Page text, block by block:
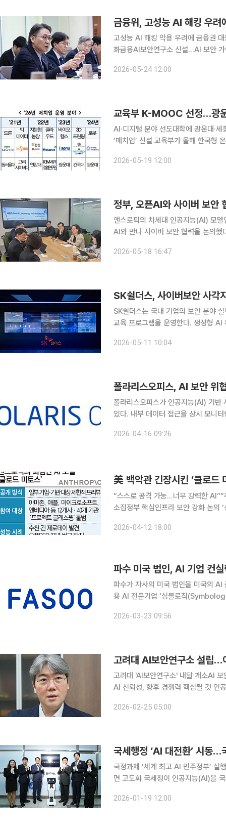
금융위, 고성능 AI 해킹 우려
고성능 AI 해킹 악용 우려에 금융권
화금융AI보안연구소 신설…AI 보안 가이드라인 다음달 배포
지와 해킹 공격에 악용될 수 있다는
2026-05-24 12:00
교육부 K-MOOC 선정…광운
AI·디지털 분야 선도대학에 광운대·
‘매치업’ 신설 교육부가 올해 한국형 온라인 공개강좌(K-MOOC) 사업에 참여할 대학과 기관을 선
의 ‘바이브코딩’ 등 AI 실습형 강좌가
2026-05-19 12:00
앤스로픽의 차세대 인공지능(AI) 모
AI와 만나 사이버 보안 협력을 논의
통신부는 외교부, 국가정보원, 금융위
2026-05-18 16:47
SK쉴더스, 사이버보안 사각
SK쉴더스는 국내 기업의 보안 분야
교육 프로그램을 운영한다. 생성형 AI
수 있도록 돕는 실무 중심 교육 과정
2026-05-11 10:04
폴라리스오피스, AI 보안 위
폴라리스오피스가 인공지능(AI) 기반
있다. 내부 데이터 접근을 상시 모니
솔루션을 기반으로 기업 내부 데이터
2026-04-16 09:26
美 백악관 긴장시킨 ‘클로드
“스스로 공격 가능…너무 강력한
소집정부 핵심인프라 보안 강화 논의 ‘성능이 너무 강력해서 위험하다’는 이유로 제한적으로 공개된
탐지를 넘어 자체 공격 가능성까지 드
2026-04-12 18:00
파수 미국 법인, AI 기업 컨
파수가 자사의 미국 법인을 미국의
용 AI 전문기업 ‘심볼로직(Symbologic)’을 새
로 Trellus Health의 C
2026-03-23 09:56
고려대 AI보안연구소 설립…
고려대 'AI보안연구소' 내달 개소AI
AI 신뢰성, 향후 경쟁력 핵심될 것 인공지능(AI)의 급격한 발전으로 보안 위협이 고도화되는 가운데
보안 연구를 체계화하겠다는 취지다.
2026-02-25 05:00
국세행정 ‘AI 대전환’ 시동
국정과제 ‘세계 최고 AI 민주정부’ 실
면 고도화 국세청이 인공지능(AI)을 국세행정 전면에 배치하는 조직 개편에 착수했다. AI 전담 정규
2026-01-19 12:00